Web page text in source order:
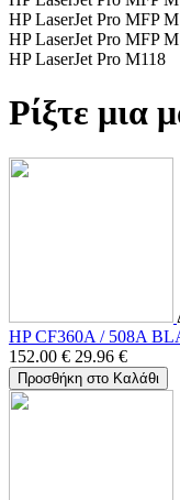
HP LaserJet Pro MFP
HP LaserJet Pro MFP
HP LaserJet Pro M118
Ρίξτε μια
HP CF360A / 508A
152.00 € 29.96 €
Προσθήκη στο Καλάθι